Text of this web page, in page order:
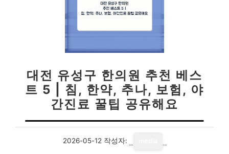
대전 유성구 한의원 추천 베스
트 5 | 침, 한약, 추나, 보험, 야
간진료 꿀팁 공유해요
2026-05-12 작성자: